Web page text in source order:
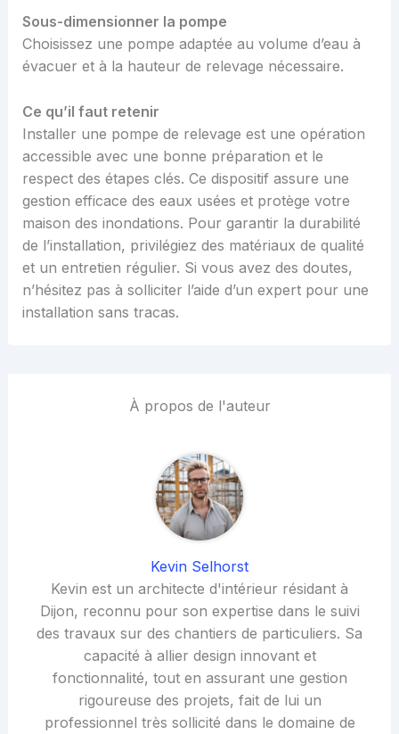
Sous-dimensionner la pompe
Choisissez une pompe adaptée au volume d’eau à
évacuer et à la hauteur de relevage nécessaire.
Ce qu’il faut retenir
Installer une pompe de relevage est une opération
accessible avec une bonne préparation et le
respect des étapes clés. Ce dispositif assure une
gestion efficace des eaux usées et protège votre
maison des inondations. Pour garantir la durabilité
de l’installation, privilégiez des matériaux de qualité
et un entretien régulier. Si vous avez des doutes,
n’hésitez pas à solliciter l’aide d’un expert pour une
installation sans tracas.
À propos de l'auteur
Kevin Selhorst
Kevin est un architecte d'intérieur résidant à
Dijon, reconnu pour son expertise dans le suivi
des travaux sur des chantiers de particuliers. Sa
capacité à allier design innovant et
fonctionnalité, tout en assurant une gestion
rigoureuse des projets, fait de lui un
professionnel très sollicité dans le domaine de